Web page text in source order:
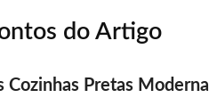
do Artigo
Cozinhas Pretas